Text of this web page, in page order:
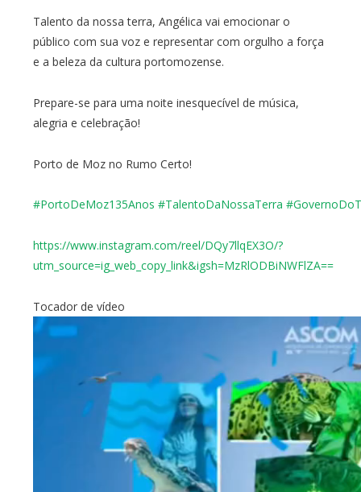
Talento da nossa terra, Angélica vai emocionar o
público com sua voz e representar com orgulho a força
e a beleza da cultura portomozense.
Prepare-se para uma noite inesquecível de música,
alegria e celebração!
Porto de Moz no Rumo Certo!
#PortoDeMoz135Anos #TalentoDaNossaTerra
https://www.instagram.com/reel/DQy7llqEX3O/?
utm_source=ig_web_copy_link&igsh=MzRlODBiNWFlZA==
Tocador de vídeo